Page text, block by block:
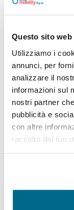
Questo sito
Utilizziamo i
annunci, per
analizzare il
informazioni sul
nostri partner
pubblicità e
con altre
raccolto dal tuo
FIAB:
TEP
08:00 alle
Venerdì 19
TEP
08:00 alle
GIORNATA
FIAB Bike
delle
Bike to